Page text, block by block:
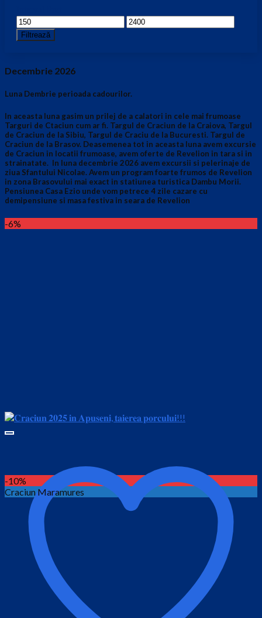
Preț
minim
Preț
maxim
Filtrează
Decembrie 2026
Luna Dembrie perioada cadourilor.
In aceasta luna gasim un prilej de a calatori in cele mai frumoase
Targuri de Ctaciun cum ar fi. Targul de Craciun de la Craiova, Targul
de Craciun de la Sibiu, Targul de Craciu de la Bucuresti. Targul de
Craciun de la Brasov. Deasemenea tot in aceasta luna avem excursie
de Craciun in locatii frumoase, avem oferte de Revelion in tara si in
strainatate. In luna decembrie 2026 avem excursii si pelerinaje de
ziua Sfantului Nicolae. Avem un program foarte frumos de Revelion
in zona Brasovului mai exact in statiunea turistica Dambu Morii.
Pensiunea Casa Ezio unde vom petrece 4 zile cazare cu
demipensiune si masa festiva in seara de Revelion
-6%
-10%
Craciun Maramures